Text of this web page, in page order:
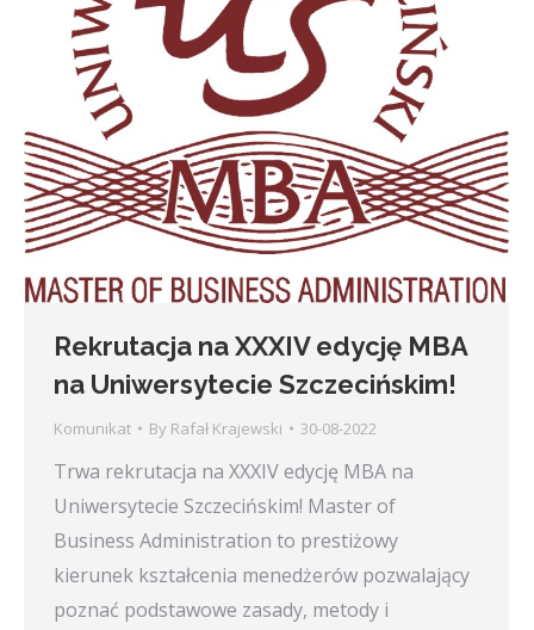
Rekrutacja na XXXIV edycję MBA
na Uniwersytecie Szczecińskim!
Komunikat By Rafał Krajewski 30-08-2022
Trwa rekrutacja na XXXIV edycję MBA na
Uniwersytecie Szczecińskim! Master of
Business Administration to prestiżowy
kierunek kształcenia menedżerów pozwalający
poznać podstawowe zasady, metody i